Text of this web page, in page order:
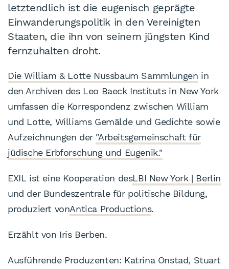
letztendlich ist die eugenisch geprägte
Einwanderungspolitik in den Vereinigten
Staaten, die ihn von seinem jüngsten Kind
fernzuhalten droht.
Die William & Lotte Nussbaum Sammlungen in
den Archiven des Leo Baeck Instituts in New York
umfassen die Korrespondenz zwischen William
und Lotte, Williams Gemälde und Gedichte sowie
Aufzeichnungen der "Arbeitsgemeinschaft für
jüdische Erbforschung und Eugenik."
EXIL ist eine Kooperation desLBI New York | Berlin
und der Bundeszentrale für politische Bildung,
produziert vonAntica Productions.
Erzählt von Iris Berben.
Ausführende Produzenten: Katrina Onstad, Stuart